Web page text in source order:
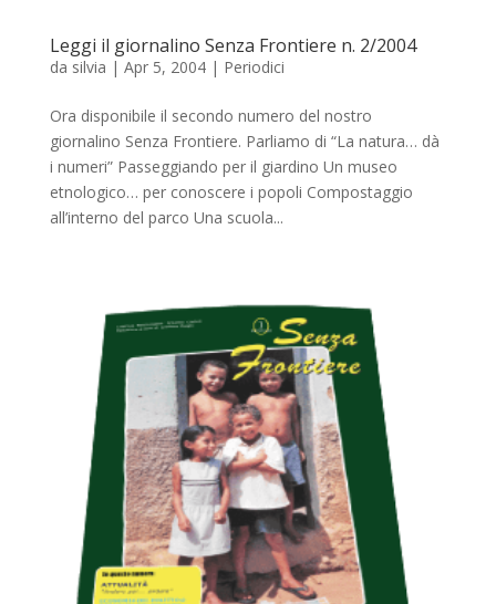
Leggi il giornalino Senza Frontiere n. 2/2004
da silvia | Apr 5, 2004| Periodici
Ora disponibile il secondo numero del nostro
giornalino Senza Frontiere. Parliamo di “La natura… dà
i numeri” Passeggiando per il giardino Un museo
etnologico… per conoscere i popoli Compostaggio
all’interno del parco Una scuola...